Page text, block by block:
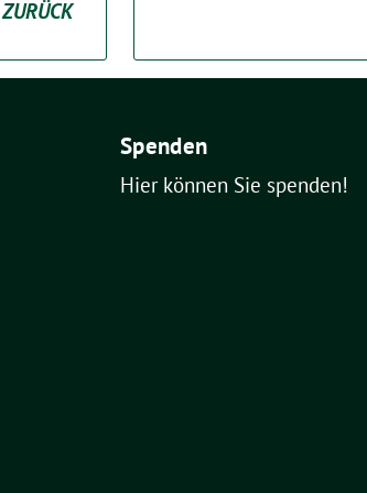
ZURÜCK
Spenden
Hier können Sie spenden!